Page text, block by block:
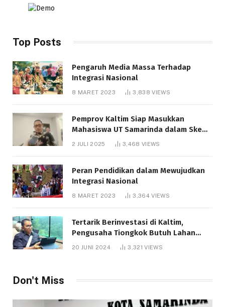
Top Posts
Pengaruh Media Massa Terhadap
Integrasi Nasional
8 MARET 2023 3,838VIEWS
Pemprov Kaltim Siap Masukkan
Mahasiswa UT Samarinda dalam Skema
Bantuan Pendidikan Gratispol
2 JULI 2025 3,468 VIEWS
Peran Pendidikan dalam Mewujudkan
Integrasi Nasional
8 MARET 2023 3,364VIEWS
Tertarik Berinvestasi di Kaltim,
Pengusaha Tiongkok Butuh Lahan
20 JUNI 2024 3,321VIEWS
Don't Miss